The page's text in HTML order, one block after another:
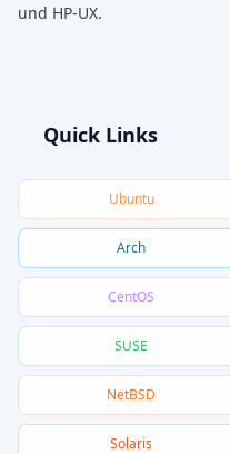
und HP-UX.
Quick Links
Ubuntu
Arch
CentOS
SUSE
NetBSD
Solaris